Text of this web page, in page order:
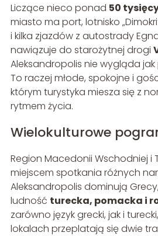
Liczące nieco ponad 50
miasto ma port, lotnisko
i kilka zjazdów z autostrady
nawiązuje do starożytnej drogi
Aleksandropolis nie wygląda jak
To raczej młode, spokojne i
którym turystyka miesza się z
rytmem życia.
Wielokulturowe
Region Macedonii Wschodniej i
miejscem spotkania różnych
Aleksandropolis dominują
ludność turecka, pomacka i
zarówno język grecki, jak i
lokalach przeplatają się dwie